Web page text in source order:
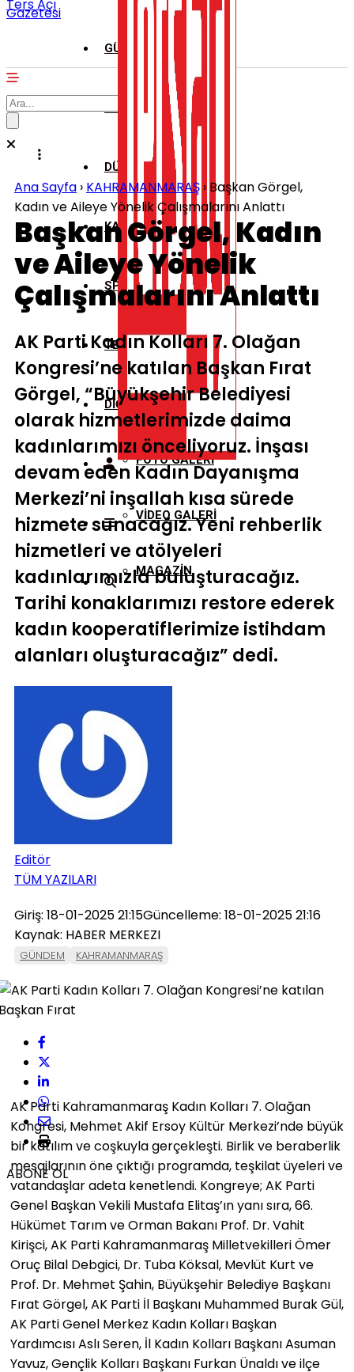
Ters Açı
Gazetesi
GÜNDEM
ASAYİŞ
DÜNYA
KAHRAMANMARAŞ
DULKADİROĞLU
ONİKİŞUBAT
SPOR
TEKNOLOJİ
DİĞER
FOTO GALERİ
VİDEO GALERİ
MAGAZİN
Ana Sayfa › KAHRAMANMARAŞ › Başkan Görgel,
Kadın ve Aileye Yönelik Çalışmalarını Anlattı
Başkan Görgel, Kadın
ve Aileye Yönelik
Çalışmalarını Anlattı
AK Parti Kadın Kolları 7. Olağan
Kongresi’ne katılan Başkan Fırat
Görgel, “Büyükşehir Belediyesi
olarak hizmetlerimizde daima
kadınlarımızı önceliyoruz. İnşası
devam eden Kadın Dayanışma
Merkezi’ni inşallah kısa sürede
hizmete sunacağız. Yeni rehberlik
hizmetleri ve atölyeleri
kadınlarımızla buluşturacağız.
Tarihi konaklarımızı restore ederek
kadın kooperatiflerimize istihdam
alanları oluşturacağız” dedi.
Editör
TÜM YAZILARI
Giriş: 18-01-2025 21:15Güncelleme: 18-01-2025 21:16
Kaynak: HABER MERKEZI
GÜNDEM KAHRAMANMARAŞ
ABONE OL
AK Parti Kahramanmaraş Kadın Kolları 7. Olağan
Kongresi, Mehmet Akif Ersoy Kültür Merkezi’nde büyük
bir katılım ve coşkuyla gerçekleşti. Birlik ve beraberlik
mesajlarının öne çıktığı programda, teşkilat üyeleri ve
vatandaşlar adeta kenetlendi. Kongreye; AK Parti
Genel Başkan Vekili Mustafa Elitaş’ın yanı sıra, 66.
Hükümet Tarım ve Orman Bakanı Prof. Dr. Vahit
Kirişci, AK Parti Kahramanmaraş Milletvekilleri Ömer
Oruç Bilal Debgici, Dr. Tuba Köksal, Mevlüt Kurt ve
Prof. Dr. Mehmet Şahin, Büyükşehir Belediye Başkanı
Fırat Görgel, AK Parti İl Başkanı Muhammed Burak Gül,
AK Parti Genel Merkez Kadın Kolları Başkan
Yardımcısı Aslı Seren, İl Kadın Kolları Başkanı Asuman
Yavuz, Gençlik Kolları Başkanı Furkan Ünaldı ve ilçe